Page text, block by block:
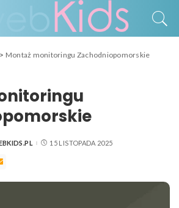
> Montaż monitoringu Zachodniopomorskie
15 LISTOPADA 2025